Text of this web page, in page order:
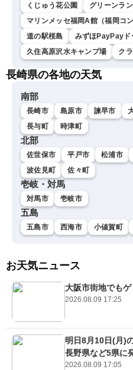
くじゅう花公園
グリーンラ
マリンメッセ福岡A館（福岡コ
道の駅桜島
みずほPayPayド
久住高原沢水キャンプ場
ク
長崎県の各地の天気
南部
長崎市 島原市 諫早市
長与町
時津町
北部
佐世保市 平戸市 松浦市
波佐見町
佐々町
壱岐・対馬
対馬市 壱岐市
五島
五島市 西海市 小値賀町
お天気ニュース
大阪市街地でも
2026.08.09 17:25
明日8月10日(月)
長野県など5県に
2026.08.09 17:05